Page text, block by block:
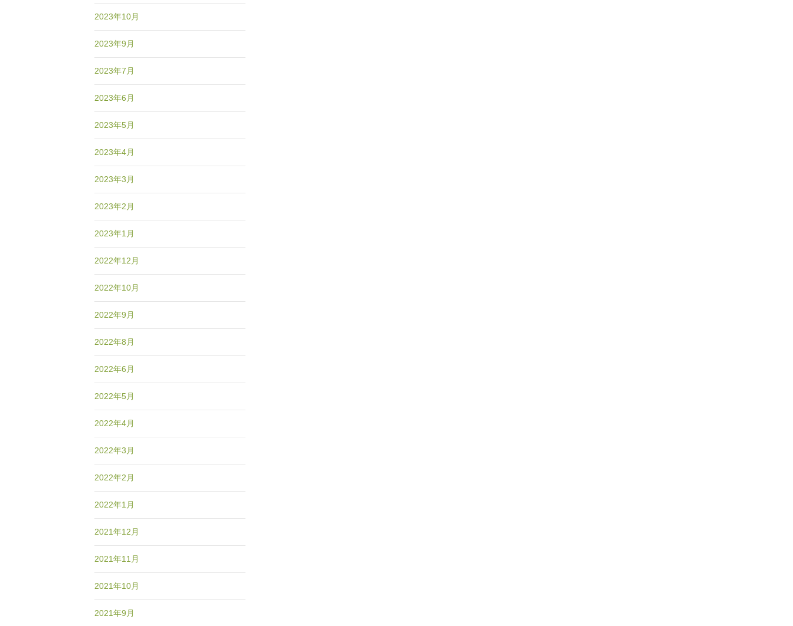
2023年10月
2023年9月
2023年7月
2023年6月
2023年5月
2023年4月
2023年3月
2023年2月
2023年1月
2022年12月
2022年10月
2022年9月
2022年8月
2022年6月
2022年5月
2022年4月
2022年3月
2022年2月
2022年1月
2021年12月
2021年11月
2021年10月
2021年9月